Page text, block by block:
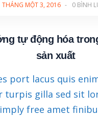
THÁNG MỘT 3, 2016 - 0 BÌNH
tự động hóa
sản xuất
port lacus quis
turpis gilla sed sit
free amet